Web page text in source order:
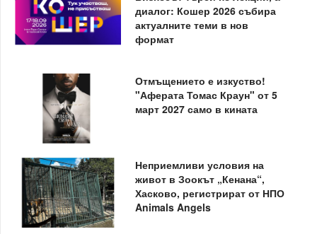
диалог: Кошер 2026 събира
актуалните теми в нов
формат
Отмъщението е изкуство!
"Аферата Томас Краун" от 5
март 2027 само в кината
Неприемливи условия на
живот в Зоокът „Кенана“,
Хасково, регистрират от НПО
Animals Angels